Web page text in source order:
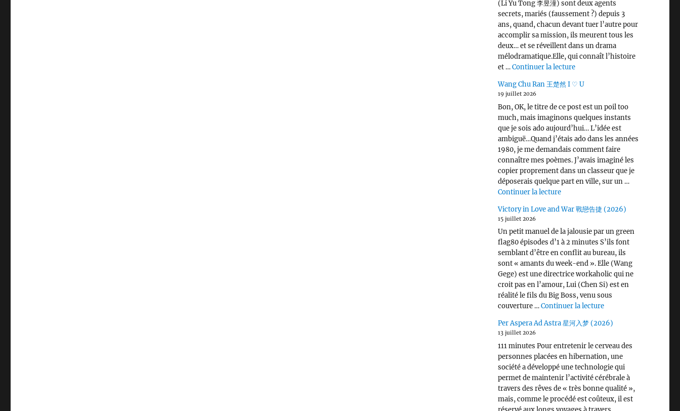
(Li Yu Tong 李昱潼) sont deux agents
secrets, mariés (faussement ?) depuis 3
ans, quand, chacun devant tuer l’autre pour
accomplir sa mission, ils meurent tous les
deux… et se réveillent dans un drama
mélodramatique.Elle, qui connaît l’histoire
et …Continuer la lecturede « Love, Lies, and Spies 黑龙
Wang Chu Ran 王楚然 I ♡ U
19 juillet 2026
Bon, OK, le titre de ce post est un poil too
much, mais imaginons quelques instants
que je sois ado aujourd’hui… L’idée est
ambiguë…Quand j’étais ado dans les années
1980, je me demandais comment faire
connaître mes poèmes. J’avais imaginé les
copier proprement dans un classeur que je
déposerais quelque part en ville, sur un …
Continuer la lecturede « Wang Chu Ran 王楚然 I ♡ U »
Victory in Love and War 戰戀告捷 (2026)
15 juillet 2026
Un petit manuel de la jalousie par un green
flag80 épisodes d’1 à 2 minutes S’ils font
semblant d’être en conflit au bureau, ils
sont « amants du week-end ». Elle (Wang
Gege) est une directrice workaholic qui ne
croit pas en l’amour, Lui (Chen Si) est en
réalité le fils du Big Boss, venu sous
couverture …Continuer la lecturede « Victory in Love
Per Aspera Ad Astra 星河入梦 (2026)
13 juillet 2026
111 minutes Pour entretenir le cerveau des
personnes placées en hibernation, une
société a développé une technologie qui
permet de maintenir l’activité cérébrale à
travers des rêves de « très bonne qualité »,
mais, comme le procédé est coûteux, il est